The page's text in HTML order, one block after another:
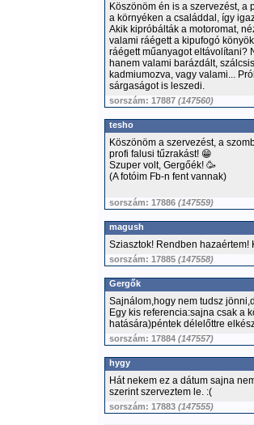
Köszönöm én is a szervezést, a
a környéken a családdal, így
Akik kipróbálták a motoromat,
valami ráégett a kipufogó
ráégett műanyagot eltávolítani?
hanem valami barázdált,
kadmiumozva, vagy valami...
sárgaságot is leszedi.
sorszám: 17887 (147560)
tesho
Köszönöm a szervezést, a
profi falusi tűzrakást! 😁
Szuper volt, Gergőék! 🥳
(A fotóim Fb-n fent vannak)
sorszám: 17886 (147559)
magush
Sziasztok! Rendben hazaértem!
sorszám: 17885 (147558)
Gergők
Sajnálom,hogy nem tudsz
Egy kis referencia:sajna csak a
hatására)péntek délelőttre
sorszám: 17884 (147557)
hygy
Hát nekem ez a dátum sajna
szerint szerveztem le. :(
sorszám: 17883 (147555)